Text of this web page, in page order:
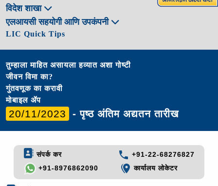
विदेश शाखा
एलआयसी सहयोगी आणि उपकंपनी
LIC Quick Tips
तुम्हाला माहित असायला हव्यात अशा गोष्टी
जीवन विमा का?
गुंतवणूक का करावी
मोबाइल ॲप
20/11/2023 - पृष्ठ अंतिम अद्यतन तारीख
संपर्क कर
+91-22-68276827
+91-8976862090
कार्यालय लोकेटर